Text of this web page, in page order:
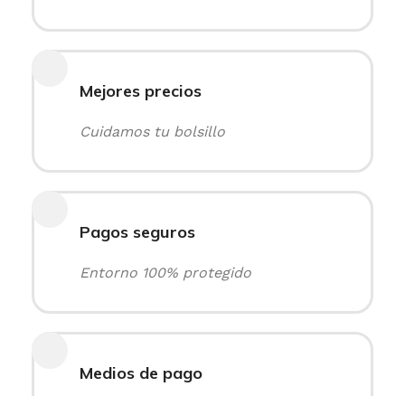
Mejores precios
Cuidamos tu bolsillo
Pagos seguros
Entorno 100% protegido
Medios de pago